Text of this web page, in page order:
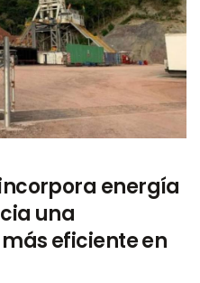
energía
una
eficiente en